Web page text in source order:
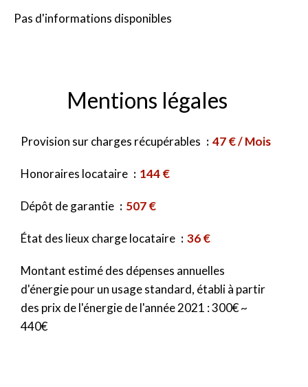
Pas d'informations disponibles
Mentions légales
Provision sur charges récupérables 47 € / Mois
Honoraires locataire 144 €
Dépôt de garantie 507 €
État des lieux charge locataire 36 €
Montant estimé des dépenses annuelles
d'énergie pour un usage standard, établi à partir
des prix de l'énergie de l'année 2021 : 300€ ~
440€